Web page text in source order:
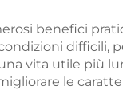
benefici
vita utile più
le